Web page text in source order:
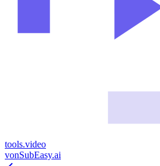
tools.video
vonSubEasy.ai